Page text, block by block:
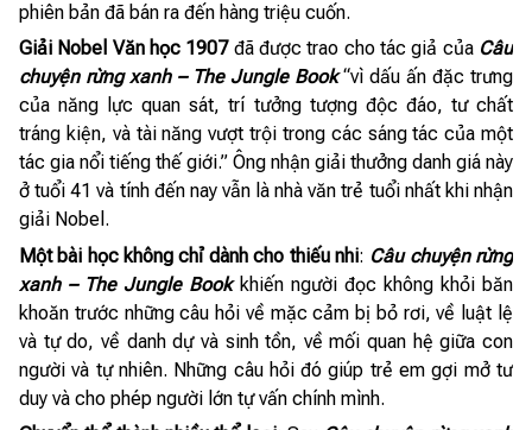
phiên bản đã bán ra đến hàng triệu cuốn.
Giải Nobel Văn học 1907 đã được trao cho tác giả của Câu
chuyện rừng xanh – The Jungle Book“vì dấu ấn đặc trưng
của năng lực quan sát, trí tưởng tượng độc đáo, tư chất
tráng kiện, và tài năng vượt trội trong các sáng tác của một
tác gia nổi tiếng thế giới.” Ông nhận giải thưởng danh giá này
ở tuổi 41 và tính đến nay vẫn là nhà văn trẻ tuổi nhất khi nhận
giải Nobel.
Một bài học không chỉ dành cho thiếu nhi: Câu chuyện rừng
xanh – The Jungle Bookkhiến người đọc không khỏi băn
khoăn trước những câu hỏi về mặc cảm bị bỏ rơi, về luật lệ
và tự do, về danh dự và sinh tồn, về mối quan hệ giữa con
người và tự nhiên. Những câu hỏi đó giúp trẻ em gợi mở tư
duy và cho phép người lớn tự vấn chính mình.